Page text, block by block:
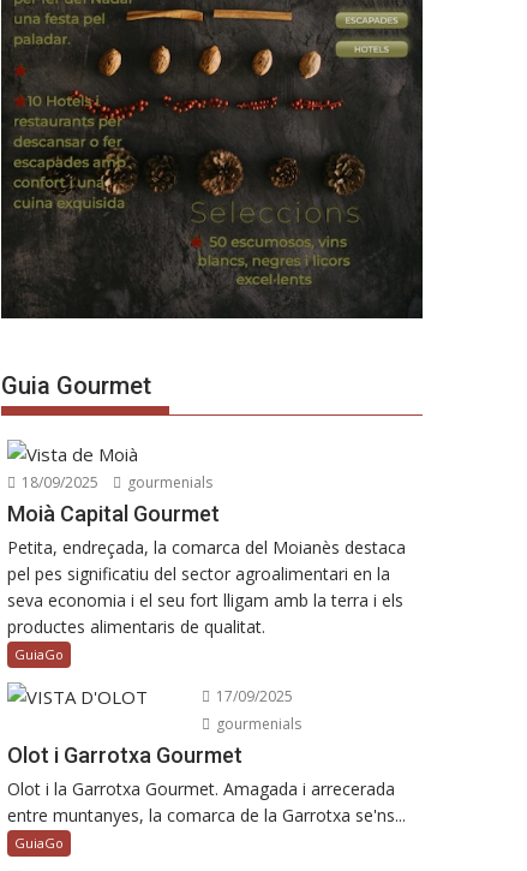
Guia Gourmet
18/09/2025 gourmenials
Moià Capital Gourmet
Petita, endreçada, la comarca del Moianès destaca
pel pes significatiu del sector agroalimentari en la
seva economia i el seu fort lligam amb la terra i els
productes alimentaris de qualitat.
GuiaGo
17/09/2025
gourmenials
Olot i Garrotxa Gourmet
Olot i la Garrotxa Gourmet. Amagada i arrecerada
entre muntanyes, la comarca de la Garrotxa se'ns...
GuiaGo